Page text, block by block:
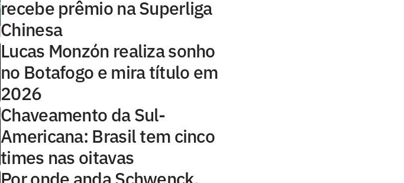
recebe prêmio na Superliga
Chinesa
Lucas Monzón realiza sonho
no Botafogo e mira título em
2026
Chaveamento da Sul-
Americana: Brasil tem cinco
times nas oitavas